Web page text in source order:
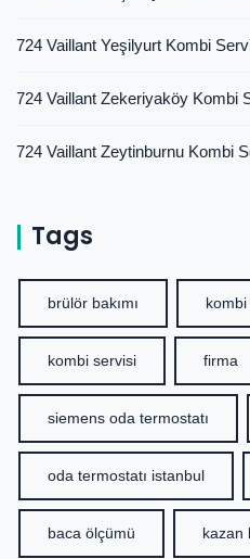
724 Vaillant Yeşilyurt Kombi
724 Vaillant Zekeriyaköy Kombi
724 Vaillant Zeytinburnu Kombi
Tags
brülör bakımı kombi
kombi servisi firma
siemens oda termostatı
oda termostatı istanbul
baca ölçümü kazan